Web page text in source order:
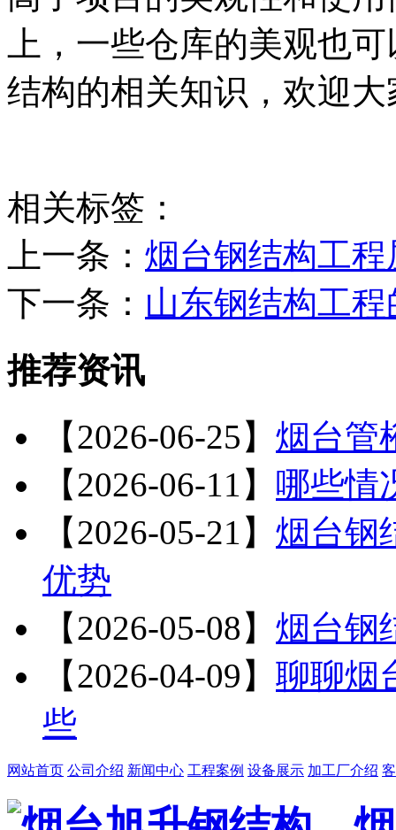
上，一些仓库的美观也
结构的相关知识，欢迎
相关标签：
上一条： 烟台钢结构工
下一条： 山东钢结构工
推荐资讯
【2026-06-25】 烟台管
【2026-06-11】 哪些情
【2026-05-21】 烟台钢
优势
【2026-05-08】 烟台钢
【2026-04-09】 聊聊烟
些
网站首页 公司介绍 新闻中心 工程案例 设备展示 加工厂介绍